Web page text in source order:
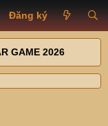
Đăng ký
GAME 2026